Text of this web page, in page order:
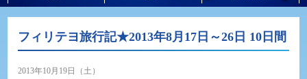
フィリテヨ旅行記★2013年8月17日～26日 10日間
2013年10月19日（土）